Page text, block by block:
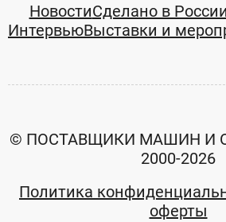
НовостиСделано в России
ИнтервьюВыставки и
© ПОСТАВЩИКИ МАШИН И
2000-2026
Политика
оферты